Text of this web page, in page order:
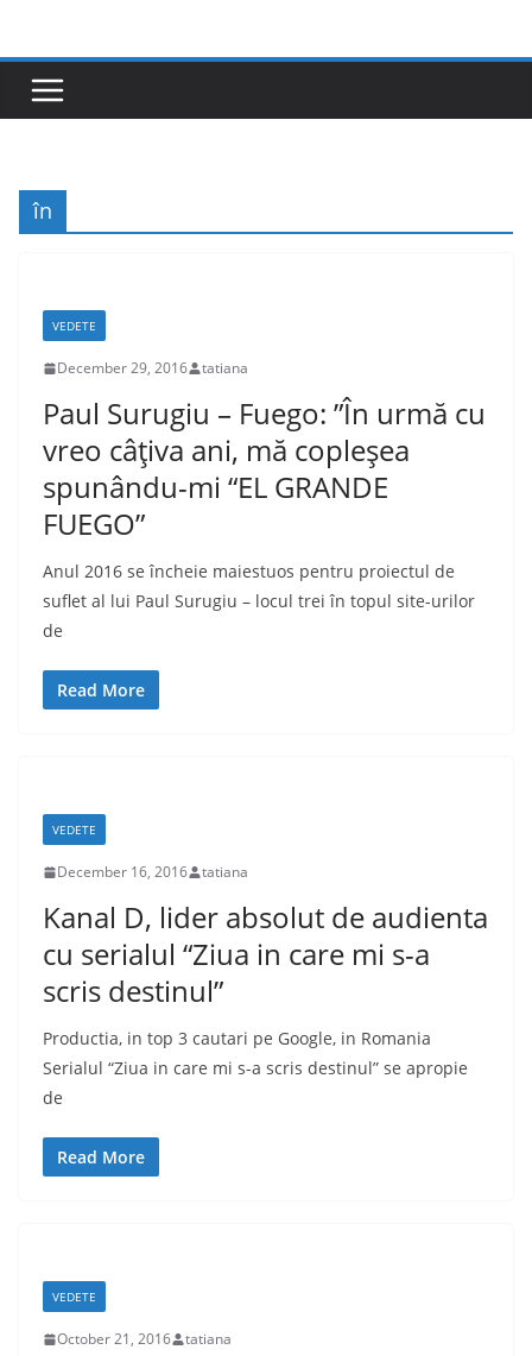
content
în
VEDETE
December 29, 2016 tatiana
Paul Surugiu – Fuego: ”În urmă cu
vreo câţiva ani, mă copleşea
spunându-mi “EL GRANDE
FUEGO”
Anul 2016 se încheie maiestuos pentru proiectul de
suflet al lui Paul Surugiu – locul trei în topul site-urilor
de
Read More
VEDETE
December 16, 2016 tatiana
Kanal D, lider absolut de audienta
cu serialul “Ziua in care mi s-a
scris destinul”
Productia, in top 3 cautari pe Google, in Romania
Serialul “Ziua in care mi s-a scris destinul” se apropie
de
Read More
VEDETE
October 21, 2016 tatiana